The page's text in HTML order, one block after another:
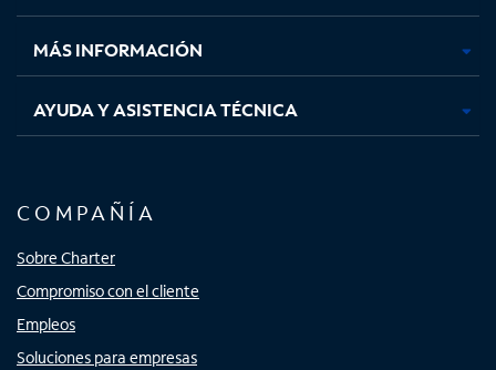
nuevanuevanuevanueva
MÁS INFORMACIÓN
AYUDA Y ASISTENCIA TÉCNICA
COMPAÑÍA
Sobre Charter
Compromiso con el cliente
Empleos
Soluciones para empresas